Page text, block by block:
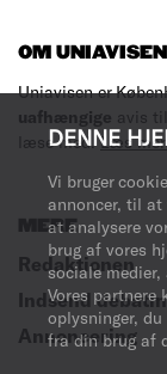
DENNE
Vi bruger
annoncer, til
at analysere
brug af vores
sociale medier,
Vores partnere
oplysninger,
fra din brug af
OM UNIAVISEN
Uniavisen er
uafhængige avis
læse med.Læs
MERE
Redaktionen
Indsend
Annoncering